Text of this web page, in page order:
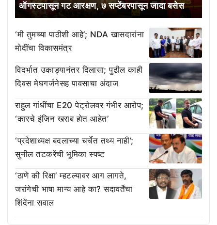
ऑगस्टपासून गट आरक्षण, ७ सप्टेंबरपासून जादा बसेस
‘मी तुमच्या पाठीशी आहे’; NDA खासदारांना
मोदींचा विकासमंत्र
विदर्भात उकाड्यानंतर दिलासा; पुढील काही
दिवस मेघगर्जनेसह पावसाचा अंदाज
राहुल गांधींचा E20 पेट्रोलवर गंभीर आरोप;
‘कारचे इंजिन खराब होत आहेत’
‘प्रदेशाध्यक्ष बदलाच्या चर्चेत तथ्य नाही’;
सुनील तटकरेंची भूमिका स्पष्ट
‘ठाणे की रिक्षा’ म्हटल्यावर आग लागते,
जरांगेची भाषा मान्य आहे का? सदावर्तेंचा
शिंदेंना सवाल